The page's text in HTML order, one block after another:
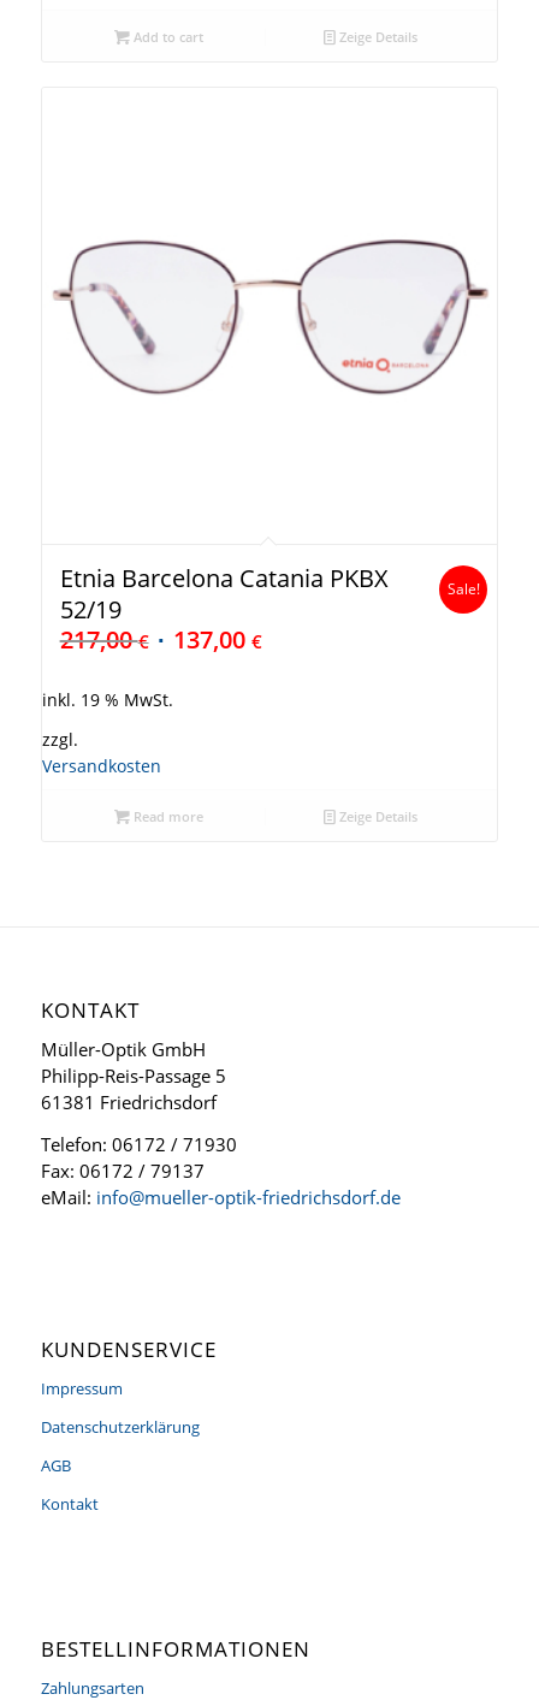
Add to cart Zeige Details
Etnia Barcelona Catania PKBX
52/19
217,00€ 137,00 €
Sale!
inkl. 19 % MwSt.
zzgl.
Versandkosten
Read more Zeige Details
KONTAKT
Müller-Optik GmbH
Philipp-Reis-Passage 5
61381 Friedrichsdorf
Telefon: 06172 / 71930
Fax: 06172 / 79137
eMail: info@mueller-optik-friedrichsdorf.de
KUNDENSERVICE
Impressum
Datenschutzerklärung
AGB
Kontakt
BESTELLINFORMATIONEN
Zahlungsarten